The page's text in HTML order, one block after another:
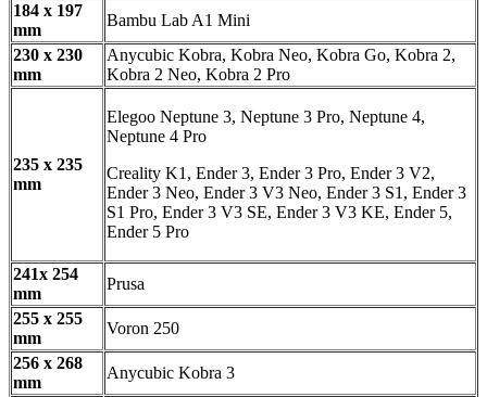
184 x 197
mm
Bambu Lab A1 Mini
230 x 230
mm
Anycubic Kobra, Kobra Neo, Kobra Go, Kobra 2,
Kobra 2 Neo, Kobra 2 Pro
235 x 235
mm
Elegoo Neptune 3, Neptune 3 Pro, Neptune 4,
Neptune 4 Pro
Creality K1, Ender 3, Ender 3 Pro, Ender 3 V2,
Ender 3 Neo, Ender 3 V3 Neo, Ender 3 S1, Ender 3
S1 Pro, Ender 3 V3 SE, Ender 3 V3 KE, Ender 5,
Ender 5 Pro
241x 254
mm
Prusa
255 x 255
mm
Voron 250
256 x 268
mm
Anycubic Kobra 3